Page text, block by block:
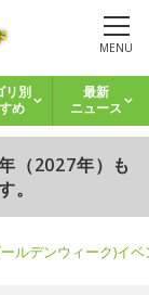
MENU
リ別
め
最新
ニュース
（2027年）も
。
ルデンウィーク)イ